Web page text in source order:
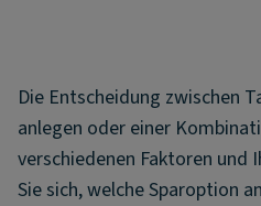
Die Entscheidung zwischen
anlegen oder einer
verschiedenen Faktoren und
Sie sich, welche Sparoption